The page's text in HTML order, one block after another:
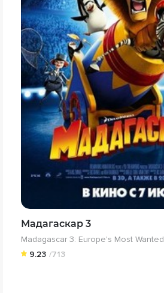
Мадагаскар 3
Madagascar 3: Europe's Most Wanted
9.23 /713